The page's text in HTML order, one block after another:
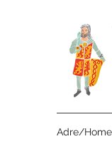
Adre/Home